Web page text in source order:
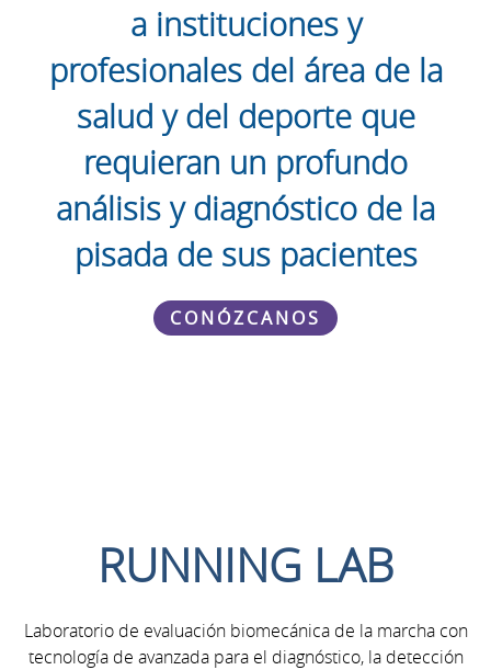
a instituciones y
profesionales del área de la
salud y del deporte que
requieran un profundo
análisis y diagnóstico de la
pisada de sus pacientes
CONÓZCANOS
RUNNING LAB
​Laboratorio de evaluación biomecánica de la marcha con
tecnología de avanzada para el diagnóstico, la detección